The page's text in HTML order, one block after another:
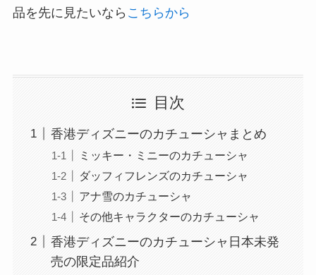
品を先に見たいなら こちらから
目次
香港ディズニーのカチューシャまとめ
ミッキー・ミニーのカチューシャ
ダッフィフレンズのカチューシャ
アナ雪のカチューシャ
その他キャラクターのカチューシャ
香港ディズニーのカチューシャ日本未発
売の限定品紹介